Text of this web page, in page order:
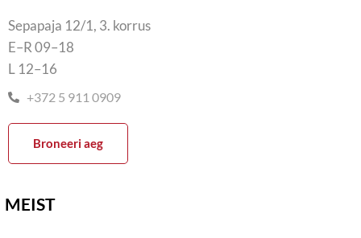
Sepapaja 12/1, 3. korrus
E–R 09–18
L 12–16
+372 5 911 0909
Broneeri aeg
MEIST